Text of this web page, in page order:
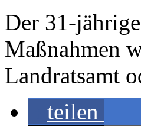
Der 31-
Maßnahmen
Landratsamt
teilen